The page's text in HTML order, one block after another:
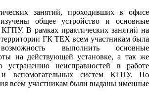
занятий, проходивших в офисе
общее устройство и основные
В рамках практических занятий на
ГК ТЕХ всем участникам была
возможность выполнить основные
на действующей установке, а так же
устранению неисправностей в работе
вспомогательных систем КГПУ. По
всем участникам были выданы именные